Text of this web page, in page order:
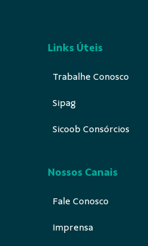
Links Úteis
Trabalhe Conosco
Sipag
Sicoob Consórcios
Nossos Canais
Fale Conosco
Imprensa